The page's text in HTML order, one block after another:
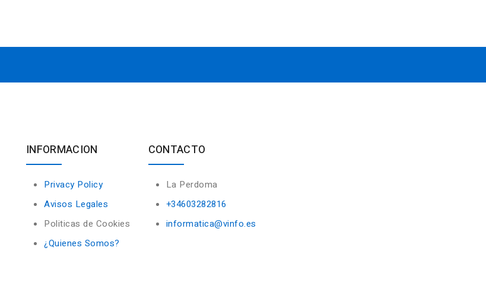
INFORMACION
Privacy Policy
Avisos Legales
Politicas de Cookies
¿Quienes Somos?
CONTACTO
La Perdoma
+34603282816
informatica@vinfo.es